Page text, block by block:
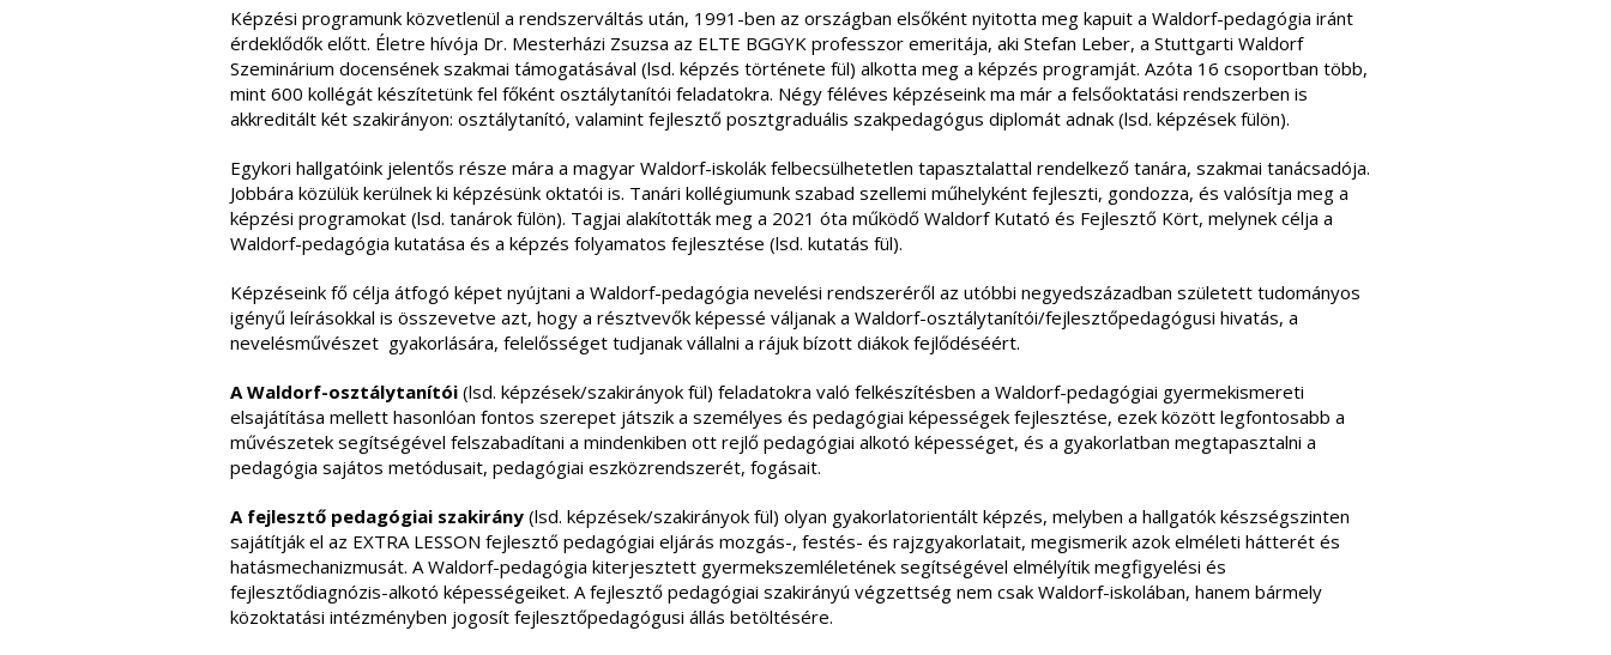
Képzési programunk közvetlenül a rendszerváltás után, 1991-ben az országban elsőként nyitotta meg kapuit a Waldorf-pedagógia iránt
érdeklődők előtt. Életre hívója Dr. Mesterházi Zsuzsa az ELTE BGGYK professzor emeritája, aki Stefan Leber, a Stuttgarti Waldorf
Szeminárium docensének szakmai támogatásával (lsd. képzés története fül) alkotta meg a képzés programját. Azóta 16 csoportban több,
mint 600 kollégát készítetünk fel főként osztálytanítói feladatokra. Négy féléves képzéseink ma már a felsőoktatási rendszerben is
akkreditált két szakirányon: osztálytanító, valamint fejlesztő posztgraduális szakpedagógus diplomát adnak (lsd. képzések fülön).
Egykori hallgatóink jelentős része mára a magyar Waldorf-iskolák felbecsülhetetlen tapasztalattal rendelkező tanára, szakmai tanácsadója.
Jobbára közülük kerülnek ki képzésünk oktatói is. Tanári kollégiumunk szabad szellemi műhelyként fejleszti, gondozza, és valósítja meg a
képzési programokat (lsd. tanárok fülön). Tagjai alakították meg a 2021 óta működő Waldorf Kutató és Fejlesztő Kört, melynek célja a
Waldorf-pedagógia kutatása és a képzés folyamatos fejlesztése (lsd. kutatás fül).
Képzéseink fő célja átfogó képet nyújtani a Waldorf-pedagógia nevelési rendszeréről az utóbbi negyedszázadban született tudományos
igényű leírásokkal is összevetve azt, hogy a résztvevők képessé váljanak a Waldorf-osztálytanítói/fejlesztőpedagógusi hivatás, a
nevelésművészet gyakorlására, felelősséget tudjanak vállalni a rájuk bízott diákok fejlődéséért.
A Waldorf-osztálytanítói (lsd. képzések/szakirányok fül) feladatokra való felkészítésben a Waldorf-pedagógiai gyermekismereti
elsajátítása mellett hasonlóan fontos szerepet játszik a személyes és pedagógiai képességek fejlesztése, ezek között legfontosabb a
művészetek segítségével felszabadítani a mindenkiben ott rejlő pedagógiai alkotó képességet, és a gyakorlatban megtapasztalni a
pedagógia sajátos metódusait, pedagógiai eszközrendszerét, fogásait.
A fejlesztő pedagógiai szakirány (lsd. képzések/szakirányok fül) olyan gyakorlatorientált képzés, melyben a hallgatók készségszinten
sajátítják el az EXTRA LESSON fejlesztő pedagógiai eljárás mozgás-, festés- és rajzgyakorlatait, megismerik azok elméleti hátterét és
hatásmechanizmusát. A Waldorf-pedagógia kiterjesztett gyermekszemléletének segítségével elmélyítik megfigyelési és
fejlesztődiagnózis-alkotó képességeiket. A fejlesztő pedagógiai szakirányú végzettség nem csak Waldorf-iskolában, hanem bármely
közoktatási intézményben jogosít fejlesztőpedagógusi állás betöltésére.